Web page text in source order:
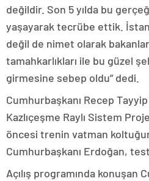
değildir. Son 5 yılda bu
yaşayarak tecrübe ettik.
değil de nimet olarak
tamahkarlıkları ile bu güzel
girmesine sebep oldu” dedi.
Cumhurbaşkanı Recep
Kazlıçeşme Raylı Sistem
öncesi trenin vatman
Cumhurbaşkanı Erdoğan,
Açılış programında konuşan